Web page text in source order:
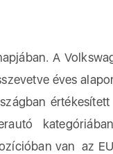
A
éves
van az